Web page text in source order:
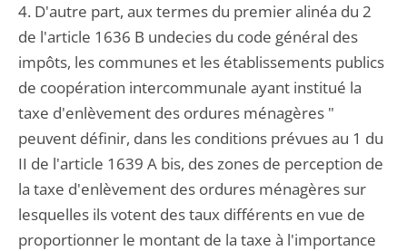
4. D'autre part, aux termes du premier alinéa du 2
de l'article 1636 B undecies du code général des
impôts, les communes et les établissements publics
de coopération intercommunale ayant institué la
taxe d'enlèvement des ordures ménagères "
peuvent définir, dans les conditions prévues au 1 du
II de l'article 1639 A bis, des zones de perception de
la taxe d'enlèvement des ordures ménagères sur
lesquelles ils votent des taux différents en vue de
proportionner le montant de la taxe à l'importance